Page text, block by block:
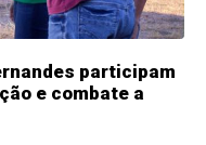
participam
e combate a